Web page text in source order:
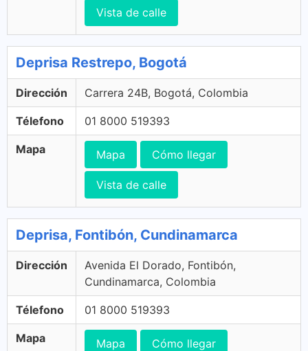
Vista de calle
Deprisa Restrepo, Bogotá
Dirección Carrera 24B, Bogotá, Colombia
Télefono 01 8000 519393
Mapa Mapa Cómo llegar
Vista de calle
Deprisa, Fontibón, Cundinamarca
Dirección
Avenida El Dorado, Fontibón,
Cundinamarca, Colombia
Télefono 01 8000 519393
Mapa Mapa Cómo llegar